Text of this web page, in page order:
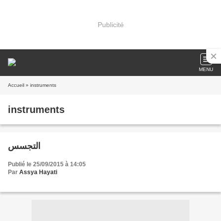
Publicité
MENU
Accueil » instruments
instruments
التجسس
Publié le 25/09/2015 à 14:05
Par Assya Hayati